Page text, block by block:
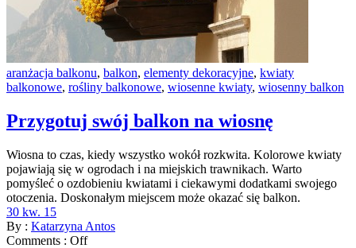
aranżacja balkonu, balkon, elementy dekoracyjne, kwiaty
balkonowe, rośliny balkonowe, wiosenne kwiaty, wiosenny balkon
Przygotuj swój balkon na wiosnę
Wiosna to czas, kiedy wszystko wokół rozkwita. Kolorowe kwiaty
pojawiają się w ogrodach i na miejskich trawnikach. Warto
pomyśleć o ozdobieniu kwiatami i ciekawymi dodatkami swojego
otoczenia. Doskonałym miejscem może okazać się balkon.
30 kw. 15
By : Katarzyna Antos
Comments : Off